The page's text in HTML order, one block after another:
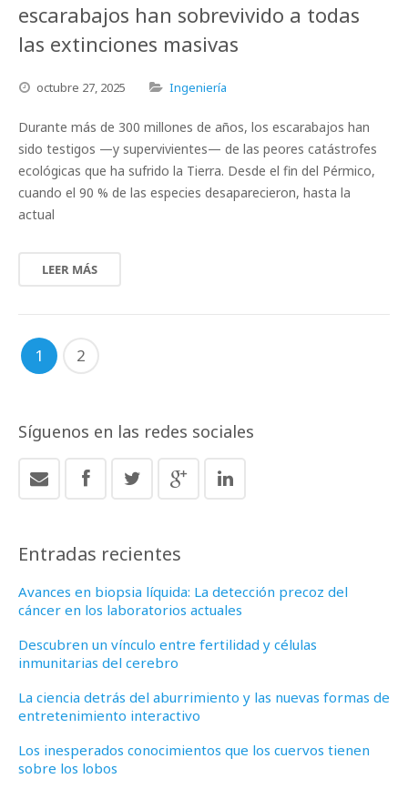
escarabajos han sobrevivido a todas
las extinciones masivas
octubre 27, 2025 Ingeniería
Durante más de 300 millones de años, los escarabajos han
sido testigos —y supervivientes— de las peores catástrofes
ecológicas que ha sufrido la Tierra. Desde el fin del Pérmico,
cuando el 90 % de las especies desaparecieron, hasta la
actual
LEER MÁS
1 2
Síguenos en las redes sociales
Entradas recientes
Avances en biopsia líquida: La detección precoz del
cáncer en los laboratorios actuales
Descubren un vínculo entre fertilidad y células
inmunitarias del cerebro
La ciencia detrás del aburrimiento y las nuevas formas de
entretenimiento interactivo
Los inesperados conocimientos que los cuervos tienen
sobre los lobos